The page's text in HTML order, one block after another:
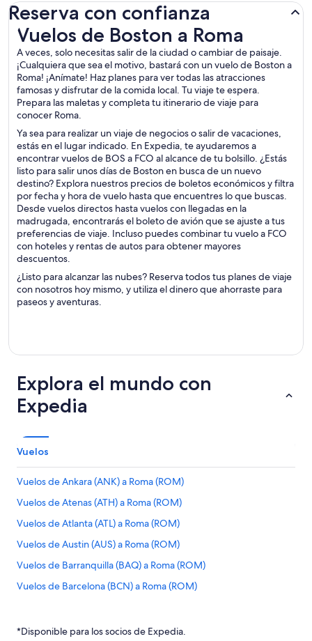
Reserva con confianza
Vuelos de Boston a Roma
A veces, solo necesitas salir de la ciudad o cambiar de paisaje.
¡Cualquiera que sea el motivo, bastará con un vuelo de Boston a
Roma! ¡Anímate! Haz planes para ver todas las atracciones
famosas y disfrutar de la comida local. Tu viaje te espera.
Prepara las maletas y completa tu itinerario de viaje para
conocer Roma.
Ya sea para realizar un viaje de negocios o salir de vacaciones,
estás en el lugar indicado. En Expedia, te ayudaremos a
encontrar vuelos de BOS a FCO al alcance de tu bolsillo. ¿Estás
listo para salir unos días de Boston en busca de un nuevo
destino? Explora nuestros precios de boletos económicos y filtra
por fecha y hora de vuelo hasta que encuentres lo que buscas.
Desde vuelos directos hasta vuelos con llegadas en la
madrugada, encontrarás el boleto de avión que se ajuste a tus
preferencias de viaje. Incluso puedes combinar tu vuelo a FCO
con hoteles y rentas de autos para obtener mayores
descuentos.
¿Listo para alcanzar las nubes? Reserva todos tus planes de viaje
con nosotros hoy mismo, y utiliza el dinero que ahorraste para
paseos y aventuras.
Vuelos de Boston a Roma
Explora el mundo con
Expedia
Vuelos
Vuelos de Ankara (ANK) a Roma (ROM)
Vuelos de Atenas (ATH) a Roma (ROM)
Vuelos de Atlanta (ATL) a Roma (ROM)
Vuelos de Austin (AUS) a Roma (ROM)
Vuelos de Barranquilla (BAQ) a Roma (ROM)
Vuelos de Barcelona (BCN) a Roma (ROM)
Vuelos de León (BJX) a Roma (ROM)
*Disponible para los socios de Expedia.